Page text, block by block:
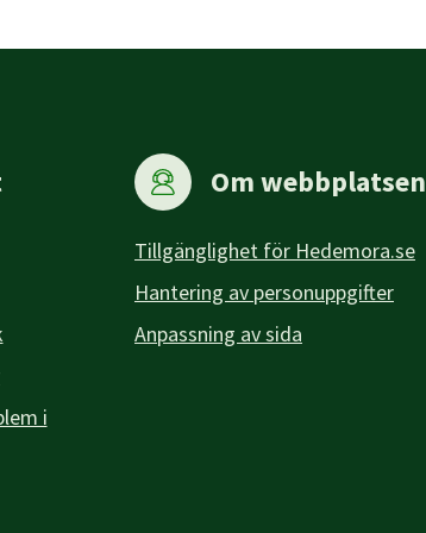
i
Om webbplatsen
Tillgänglighet för Hedemora.se
Hantering av personuppgifter
Anpassning av sida